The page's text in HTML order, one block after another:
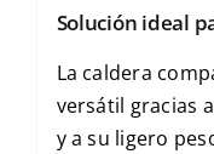
Solución ideal
La caldera
versátil gracias
y a su ligero